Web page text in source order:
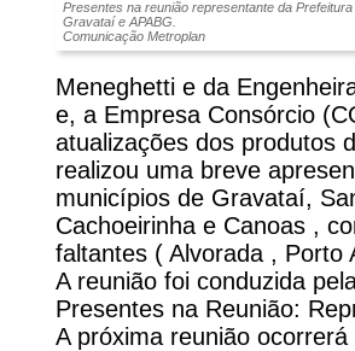
Presentes na reunião representante da Prefeitura
Gravataí e APABG.
Comunicação Metroplan
Meneghetti e da
e, a Empresa Consórcio
atualizações dos produtos
realizou uma breve
municípios de Gravataí,
Cachoeirinha e Canoas ,
faltantes ( Alvorada , Porto
A reunião foi conduzida
Presentes na Reunião:
A próxima reunião ocorrerá